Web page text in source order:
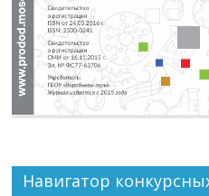
Навигатор